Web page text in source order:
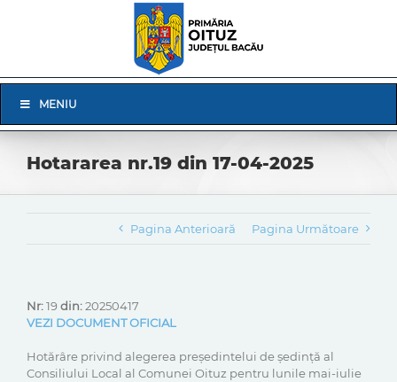
Navigation
MENIU
Hotararea nr.19 din 17-04-2025
Pagina Anterioară Pagina Următoare
Nr:19din:20250417
VEZI DOCUMENT OFICIAL
Hotărâre privind alegerea președintelui de ședință al
Consiliului Local al Comunei Oituz pentru lunile mai-iulie